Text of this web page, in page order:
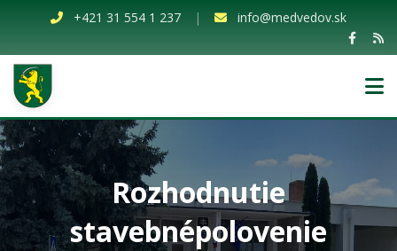
+421 31 554 1 237 | info@medvedov.sk
Rozhodnutie
stavebnépolovenie